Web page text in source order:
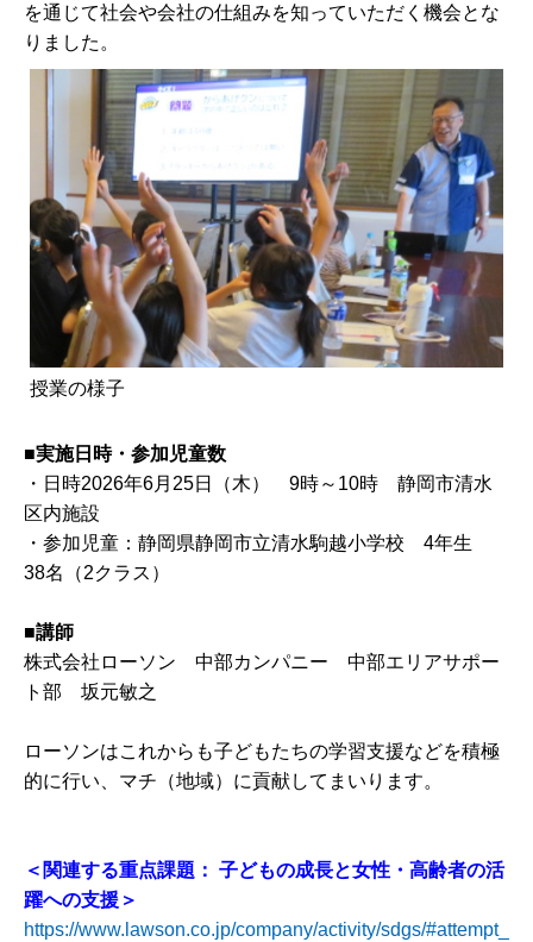
を通じて社会や会社の仕組みを知っていただく機会とな
りました。
授業の様子
■実施日時・参加児童数
・日時2026年6月25日（木） 9時～10時 静岡市清水
区内施設
・参加児童：静岡県静岡市立清水駒越小学校 4年生
38名（2クラス）
■講師
株式会社ローソン 中部カンパニー 中部エリアサポー
ト部 坂元敏之
ローソンはこれからも子どもたちの学習支援などを積極
的に行い、マチ（地域）に貢献してまいります。
＜関連する重点課題： 子どもの成長と女性・高齢者の活
躍への支援＞
https://www.lawson.co.jp/company/activity/sdgs/#attempt_